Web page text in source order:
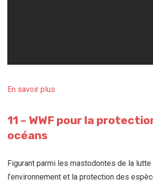
En savoir plus
11 – WWF pour la
océans
Figurant parmi les mastodontes de la lutte
l’environnement et la protection des